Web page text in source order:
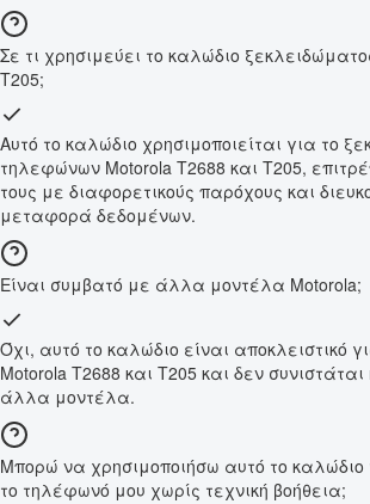
Σε τι χρησιμεύει το καλώδιο
T205;
Αυτό το καλώδιο χρησιμοποιείται για το
τηλεφώνων Motorola T2688 και T205,
τους με διαφορετικούς παρόχους και
μεταφορά δεδομένων.
Είναι συμβατό με άλλα μοντέλα Motorola;
Όχι, αυτό το καλώδιο είναι αποκλειστικό
Motorola T2688 και T205 και δεν
άλλα μοντέλα.
Μπορώ να χρησιμοποιήσω αυτό το
το τηλέφωνό μου χωρίς τεχνική βοήθεια;